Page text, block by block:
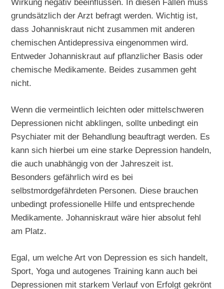
Wirkung negativ beeinflussen. In diesen Fällen muss
grundsätzlich der Arzt befragt werden. Wichtig ist,
dass Johanniskraut nicht zusammen mit anderen
chemischen Antidepressiva eingenommen wird.
Entweder Johanniskraut auf pflanzlicher Basis oder
chemische Medikamente. Beides zusammen geht
nicht.
Wenn die vermeintlich leichten oder mittelschweren
Depressionen nicht abklingen, sollte unbedingt ein
Psychiater mit der Behandlung beauftragt werden. Es
kann sich hierbei um eine starke Depression handeln,
die auch unabhängig von der Jahreszeit ist.
Besonders gefährlich wird es bei
selbstmordgefährdeten Personen. Diese brauchen
unbedingt professionelle Hilfe und entsprechende
Medikamente. Johanniskraut wäre hier absolut fehl
am Platz.
Egal, um welche Art von Depression es sich handelt,
Sport, Yoga und autogenes Training kann auch bei
Depressionen mit starkem Verlauf von Erfolgt gekrönt